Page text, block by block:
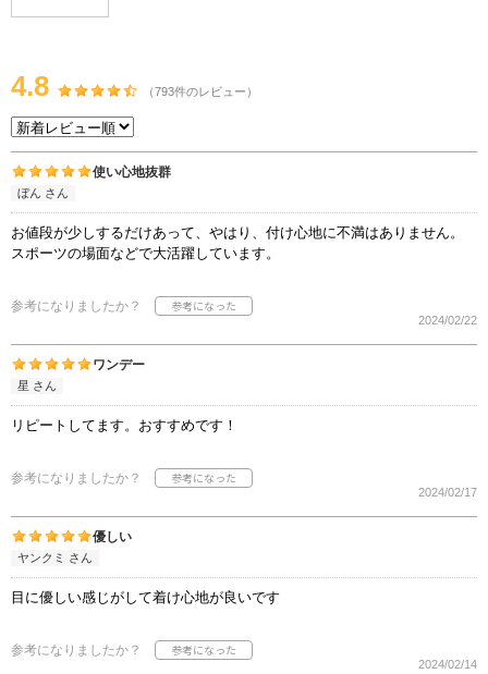
4.8 （793件のレビュー）
使い心地抜群
ぼん さん
お値段が少しするだけあって、やはり、付け心地に不満はありません。
スポーツの場面などで大活躍しています。
参考になりましたか？
2024/02/22
ワンデー
星 さん
リピートしてます。おすすめです！
参考になりましたか？
2024/02/17
優しい
ヤンクミ さん
目に優しい感じがして着け心地が良いです
参考になりましたか？
2024/02/14